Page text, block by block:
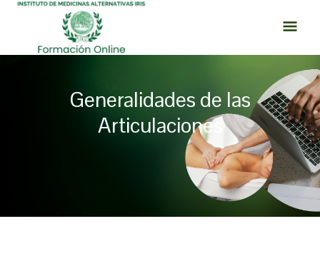
contenido
Generalidades de las
Articulaciones